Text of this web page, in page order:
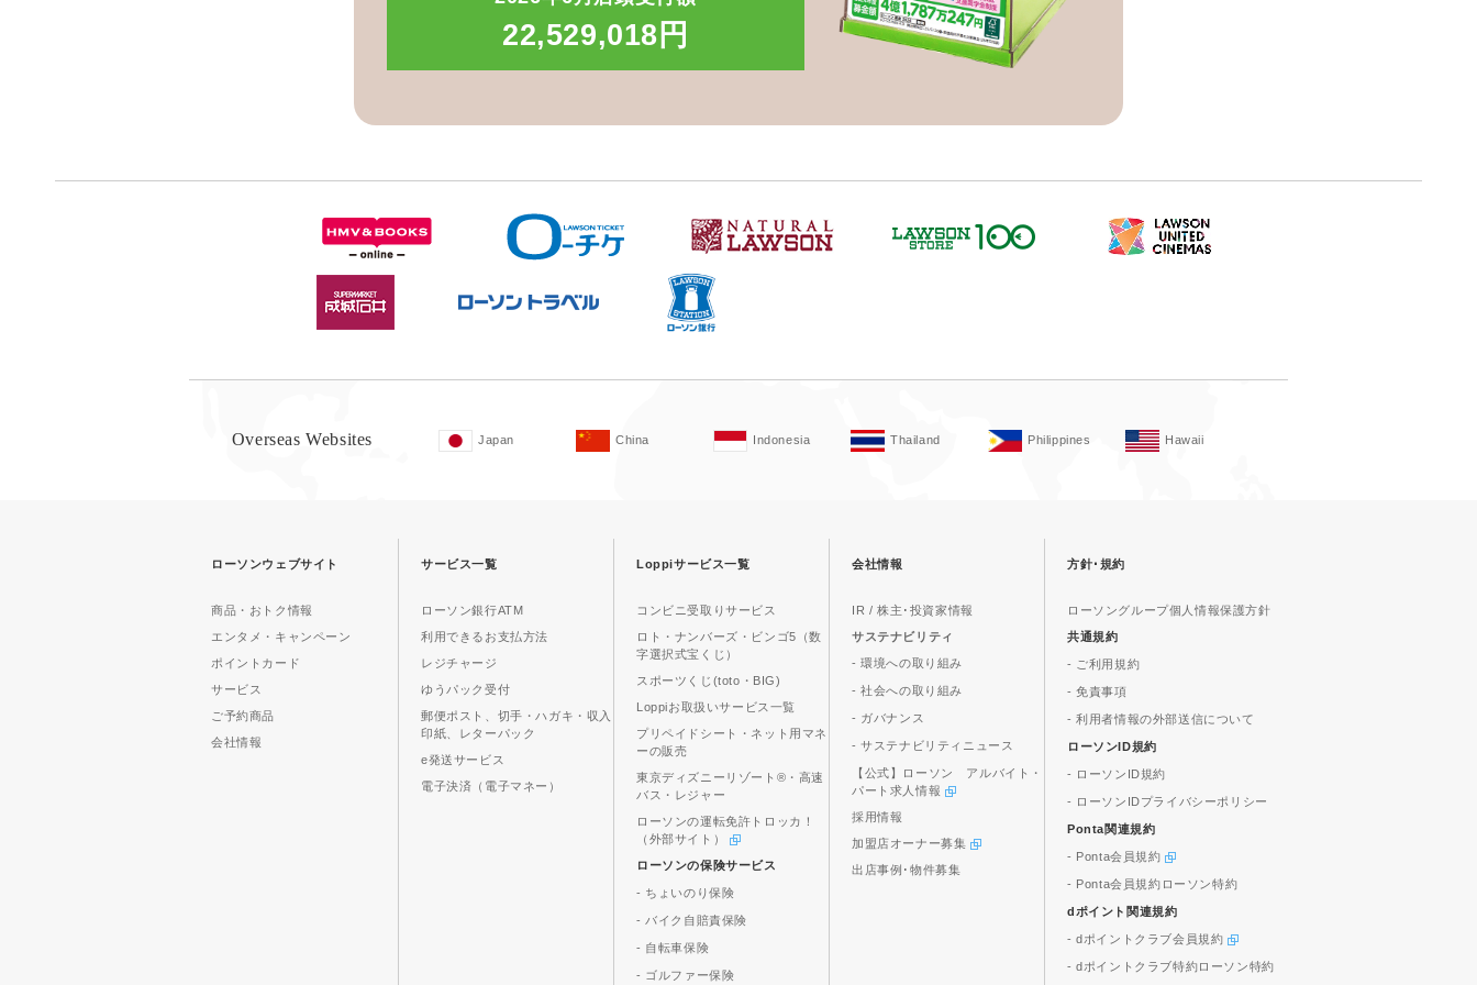
22,529,018円
Overseas Websites Japan China Indonesia Thailand Philippines Hawaii
ローソンウェブサイト
商品・おトク情報
エンタメ・キャンペーン
ポイントカード
サービス
ご予約商品
会社情報
サービス一覧
ローソン銀行ATM
利用できるお支払方法
レジチャージ
ゆうパック受付
郵便ポスト、切手・ハガキ・収入
印紙、レターパック
e発送サービス
電子決済（電子マネー）
Loppiサービス一覧
コンビニ受取りサービス
ロト・ナンバーズ・ビンゴ5（数
字選択式宝くじ）
スポーツくじ(toto・BIG)
Loppiお取扱いサービス一覧
プリペイドシート・ネット用マネ
ーの販売
東京ディズニーリゾート®・高速
バス・レジャー
ローソンの運転免許トロッカ！
（外部サイト）
ローソンの保険サービス
- ちょいのり保険
- バイク自賠責保険
- 自転車保険
- ゴルファー保険
会社情報
IR / 株主･投資家情報
サステナビリティ
- 環境への取り組み
- 社会への取り組み
- ガバナンス
- サステナビリティニュース
【公式】ローソン アルバイト・
パート求人情報
採用情報
加盟店オーナー募集
出店事例･物件募集
方針･規約
ローソングループ個人情報保護方針
共通規約
- ご利用規約
- 免責事項
- 利用者情報の外部送信について
ローソンID規約
- ローソンID規約
- ローソンIDプライバシーポリシー
Ponta関連規約
- Ponta会員規約
- Ponta会員規約ローソン特約
dポイント関連規約
- dポイントクラブ会員規約
- dポイントクラブ特約ローソン特約